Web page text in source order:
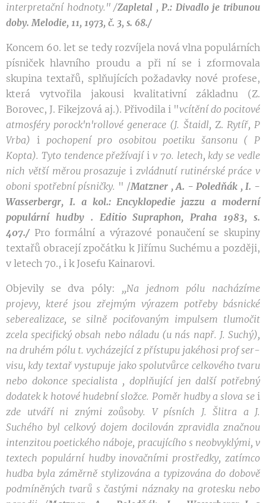
interpretační hodnoty. " /Zapletal , P.: Divadlo je tribunou
doby. Melodie, 11, 1973, č. 3, s. 68./
Koncem 60. let se tedy rozvíjela nová vlna populárních
písniček hlavního proudu a při ní se i zformovala
skupina textařů, splňujících požadavky nové profese,
která vytvořila jakousi kvalitativní základnu (Z.
Borovec, J. Fikejzová aj.). Přivodila i "vcítěnído pocitové
atmosféry porock'n'rollovégenerace (J. Štaidl, Z. Rytíř, P
Vrba) i pochopení pro osobitou poetiku šansonu ( P
Kopta). Tyto tendence přežívají iv 70. letech, kdy sevedle
nich větší měrou prosazuje i zvládnutí rutinérské práce v
oboni spotřební písničky. " /Matzner , A. - Poledňák , I. -
Wasserbergr, I. a kol.: Encyklopedie jazzu a moderní
populární hudby . Editio Supraphon, Praha 1983, s.
407./ Pro formální a výrazové ponaučení se skupiny
textařů obracejí zpočátku k Jiřímu Suchému a později,
v letech 70., i k Josefu Kainarovi.
Objevily se dva póly: ,,Na jednom pólu nacházíme
projevy, které jsou zřejmým výrazem potřeby básnické
seberealizace, se silně pociťovaným impulsem tlumočit
zcela specifický obsah nebo náladu (u nás např. J. Suchý),
nadruhém pólu t. vycházející z přístupu jakéhosi profser­
visu, kdy textař vystupuje jako spolutvůrce celkového tvaru
nebo dokonce specialista , doplňující jen další potřebný
dodatek k hotové hudební složce. Poměr hudbya slova se i
zde utváří ni znými zoůsoby. V písních J. Šlitra a J.
Suchého bylcelkový dojem docilován zpravidla značnou
intenzitou poetického náboje, pracujícího s neobvyklými,v
textech populární hudby inovačními prostředky, zatímco
hudba byla záměrně stylizována a typizována do dobově
podmíněných tvarů sčastými náznaky na grotesku nebo